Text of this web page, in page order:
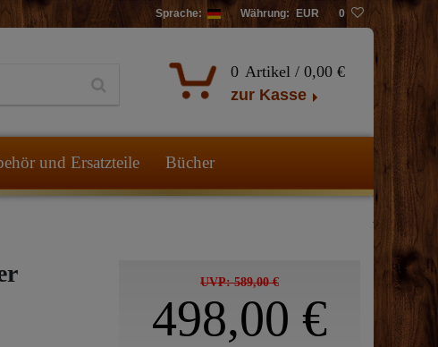
Sprache: Währung: EUR 0
0 Artikel / 0,00 €
zur Kasse
und Ersatzteile Bücher
UVP: 589,00 €
498,00 €